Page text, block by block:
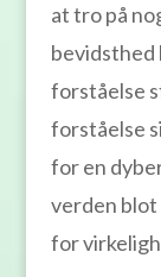
at tro på
bevidsthed
forståelse
forståelse
for en
verden
for